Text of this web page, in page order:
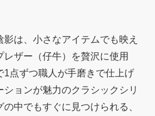
は、小さなアイテムでも映え
ザー（仔牛）を贅沢に使用
1点ずつ職人が手磨きで仕上げ
ョンが魅力のクラシックシリ
中でもすぐに見つけられる、